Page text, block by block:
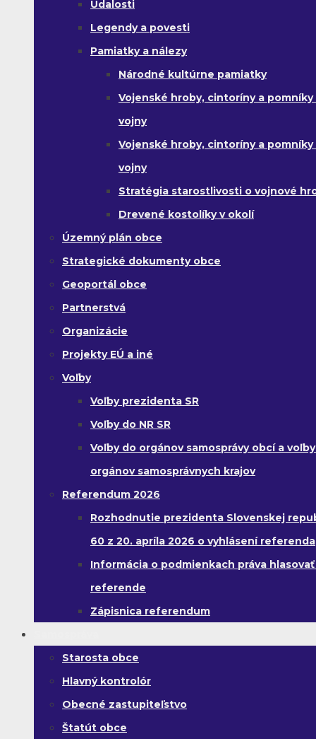
Udalosti
Legendy a povesti
Pamiatky a nálezy
Národné kultúrne pamiatky
Vojenské hroby, cintoríny a pomníky
vojny
Vojenské hroby, cintoríny a pomníky
vojny
Stratégia starostlivosti o vojnové
Drevené kostolíky v okolí
Územný plán obce
Strategické dokumenty obce
Geoportál obce
Partnerstvá
Organizácie
Projekty EÚ a iné
Voľby
Voľby prezidenta SR
Voľby do NR SR
Voľby do orgánov samosprávy obcí a
orgánov samosprávnych krajov
Referendum 2026
Rozhodnutie prezidenta Slovenskej
60 z 20. apríla 2026 o vyhlásení referenda
Informácia o podmienkach práva hlasovať
referende
Zápisnica referendum
Starosta obce
Hlavný kontrolór
Obecné zastupiteľstvo
Štatút obce